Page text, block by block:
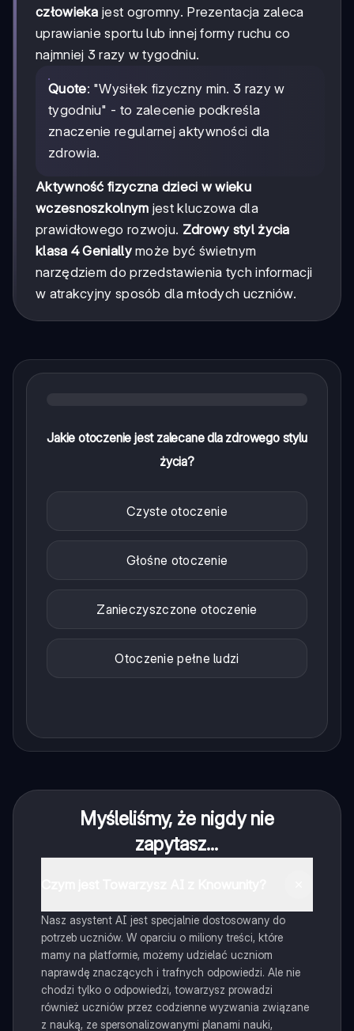
człowieka jest ogromny. Prezentacja zaleca
uprawianie sportu lub innej formy ruchu co
najmniej 3 razy w tygodniu.
Quote: "Wysiłek fizyczny min. 3 razy w
tygodniu" - to zalecenie podkreśla
znaczenie regularnej aktywności dla
zdrowia.
Aktywność fizyczna dzieci w wieku
wczesnoszkolnym jest kluczowa dla
prawidłowego rozwoju. Zdrowy styl życia
klasa 4 Geniallymoże być świetnym
narzędziem do przedstawienia tych informacji
w atrakcyjny sposób dla młodych uczniów.
Jakie otoczenie jest zalecane dla zdrowego stylu
życia?
Czyste otoczenie
Głośne otoczenie
Zanieczyszczone otoczenie
Otoczenie pełne ludzi
Myśleliśmy, że nigdy nie
zapytasz...
Nasz asystent AI jest specjalnie dostosowany do
potrzeb uczniów. W oparciu o miliony treści, które
mamy na platformie, możemy udzielać uczniom
naprawdę znaczących i trafnych odpowiedzi. Ale nie
chodzi tylko o odpowiedzi, towarzysz prowadzi
również uczniów przez codzienne wyzwania związane
z nauką, ze spersonalizowanymi planami nauki,